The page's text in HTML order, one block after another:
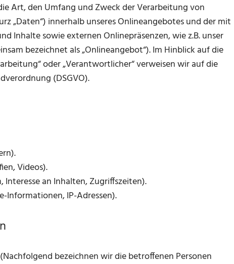
Art, den Umfang und Zweck der Verarbeitung von
„Daten“) innerhalb unseres Onlineangebotes und der mit
Inhalte sowie externen Onlinepräsenzen, wie z.B. unser
bezeichnet als „Onlineangebot“). Im Hinblick auf die
oder „Verantwortlicher“ verweisen wir auf die
(DSGVO).
Videos).
an Inhalten, Zugriffszeiten).
Informationen, IP-Adressen).
bezeichnen wir die betroffenen Personen